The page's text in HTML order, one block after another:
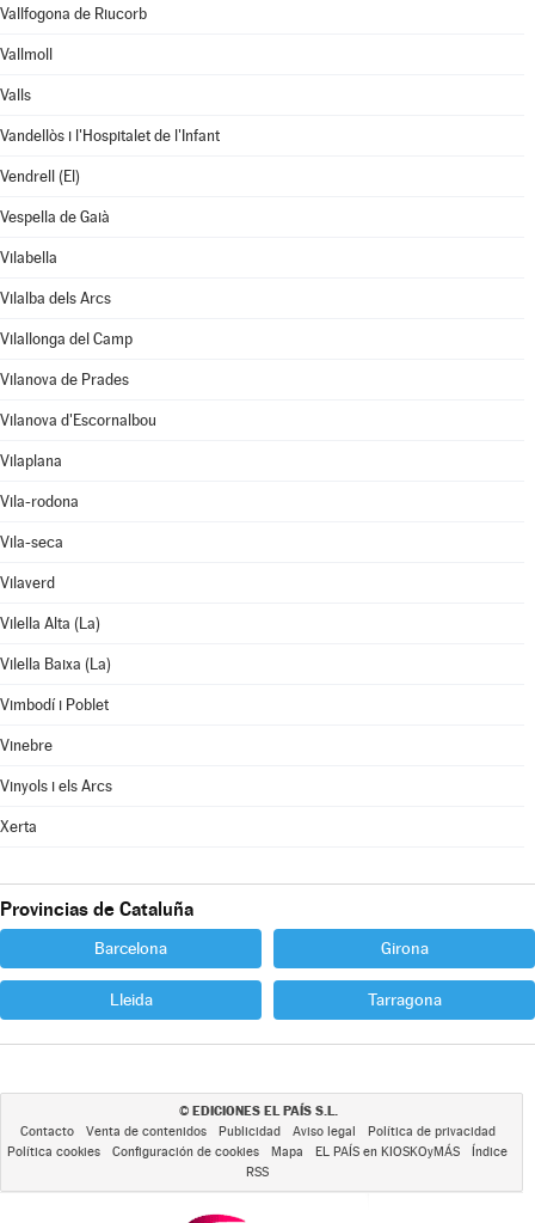
Vallfogona de Riucorb
Vallmoll
Valls
Vandellòs i l'Hospitalet de l'Infant
Vendrell (El)
Vespella de Gaià
Vilabella
Vilalba dels Arcs
Vilallonga del Camp
Vilanova de Prades
Vilanova d'Escornalbou
Vilaplana
Vila-rodona
Vila-seca
Vilaverd
Vilella Alta (La)
Vilella Baixa (La)
Vimbodí i Poblet
Vinebre
Vinyols i els Arcs
Xerta
Provincias de Cataluña
Barcelona Girona
Lleida Tarragona
© EDICIONES EL PAÍS S.L.
Contacto Venta de contenidos Publicidad Aviso legal
Política de privacidad
Política cookies
Configuración de cookies Mapa EL PAÍS en KIOSKOyMÁS
Índice
RSS